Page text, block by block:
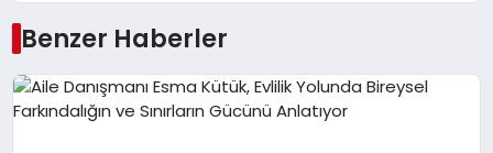
Benzer Haberler